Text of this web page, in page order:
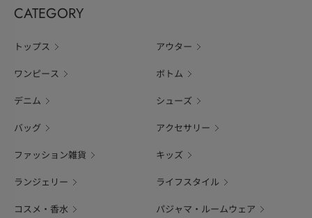
CATEGORY
トップス アウター
ワンピース ボトム
デニム シューズ
バッグ アクセサリー
ファッション雑貨 キッズ
ランジェリー ライフスタイル
コスメ・香水 パジャマ・ルームウェア